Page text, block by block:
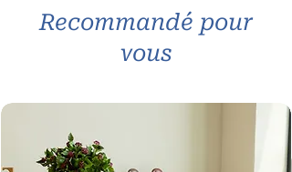
Recommandé pour
vous